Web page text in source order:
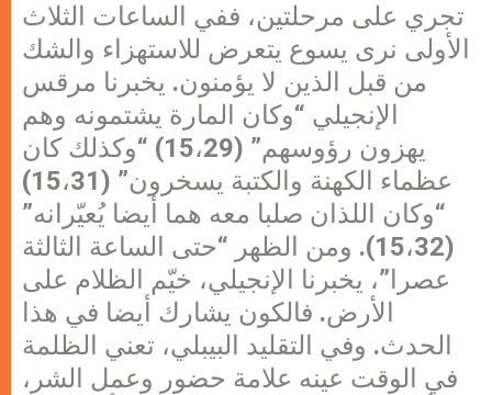
تجري على مرحلتين، ففي الساعات الثلاث
الأولى نرى يسوع يتعرض للاستهزاء والشك
من قبل الذين لا يؤمنون. يخبرنا مرقس
الإنجيلي “وكان المارة يشتمونه وهم
يهزون رؤوسهم” (15،29) “وكذلك كان
عظماء الكهنة والكتبة يسخرون” (15،31)
“وكان اللذان صلبا معه هما أيضا يُعيّرانه”
(15،32). ومن الظهر “حتى الساعة الثالثة
عصرا”، يخبرنا الإنجيلي، خيّم الظلام على
الأرض. فالكون يشارك أيضا في هذا
الحدث. وفي التقليد البيبلي، تعني الظلمة
في الوقت عينه علامة حضور وعمل الشر،